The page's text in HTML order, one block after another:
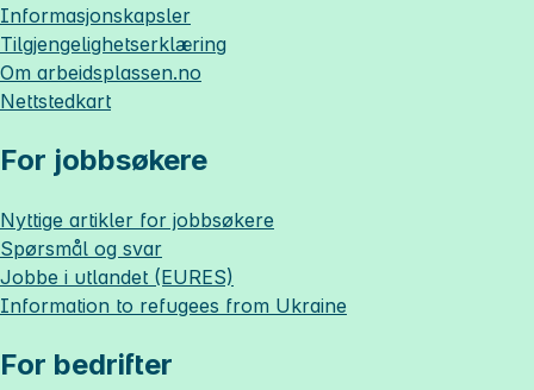
Informasjonskapsler
Tilgjengelighetserklæring
Om arbeidsplassen.no
Nettstedkart
For jobbsøkere
Nyttige artikler for jobbsøkere
Spørsmål og svar
Jobbe i utlandet (EURES)
Information to refugees from Ukraine
For bedrifter